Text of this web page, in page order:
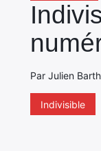
Par Julien
Indivisible